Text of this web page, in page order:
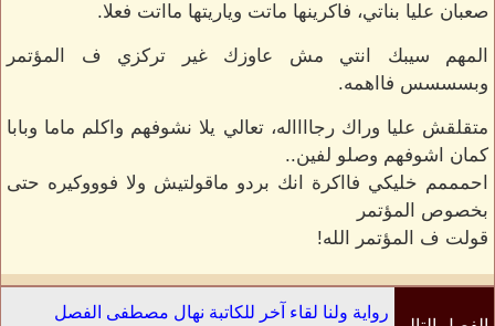
صعبان عليا بناتي، فاكرينها ماتت وياريتها مااتت فعلا.
المهم سيبك انتي مش عاوزك غير تركزي ف المؤتمر
وبسسسس فااهمه.
متقلقش عليا وراك رجااااله، تعالي يلا نشوفهم واكلم ماما وبابا
كمان اشوفهم وصلو لفين..
احمممم خليكي فااكرة انك بردو ماقولتيش ولا فوووكيره حتى
بخصوص المؤتمر
قولت ف المؤتمر الله!
رواية ولنا لقاء آخر للكاتبة نهال مصطفى الفصل